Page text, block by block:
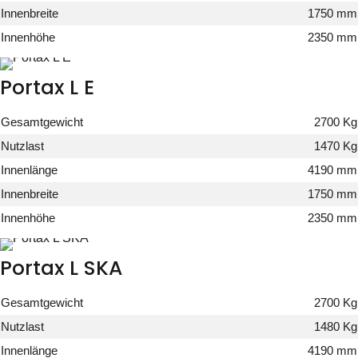
Innenbreite
1750 mm
Innenhöhe
2350 mm
Portax L E
Gesamtgewicht
2700 Kg
Nutzlast
1470 Kg
Innenlänge
4190 mm
Innenbreite
1750 mm
Innenhöhe
2350 mm
Portax L SKA
Gesamtgewicht
2700 Kg
Nutzlast
1480 Kg
Innenlänge
4190 mm